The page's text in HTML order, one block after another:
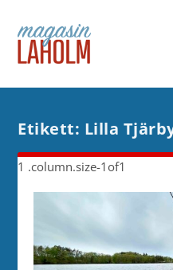
Etikett: Lilla